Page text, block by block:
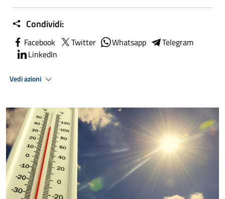
Condividi:
Facebook Twitter Whatsapp
Telegram
LinkedIn
Vedi azioni